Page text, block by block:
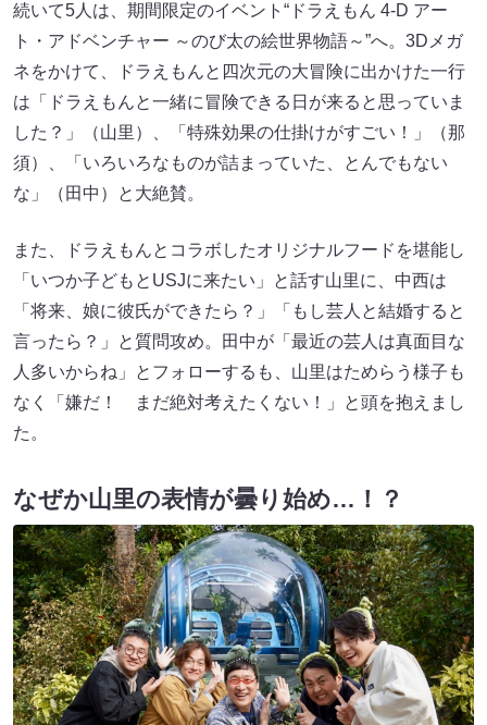
続いて5人は、期間限定のイベント“ドラえもん 4-D アー
ト・アドベンチャー ～のび太の絵世界物語～”へ。3Dメガ
ネをかけて、ドラえもんと四次元の大冒険に出かけた一行
は「ドラえもんと一緒に冒険できる日が来ると思っていま
した？」（山里）、「特殊効果の仕掛けがすごい！」（那
須）、「いろいろなものが詰まっていた、とんでもない
な」（田中）と大絶賛。
また、ドラえもんとコラボしたオリジナルフードを堪能し
「いつか子どもとUSJに来たい」と話す山里に、中西は
「将来、娘に彼氏ができたら？」「もし芸人と結婚すると
言ったら？」と質問攻め。田中が「最近の芸人は真面目な
人多いからね」とフォローするも、山里はためらう様子も
なく「嫌だ！ まだ絶対考えたくない！」と頭を抱えまし
た。
なぜか山里の表情が曇り始め…！？